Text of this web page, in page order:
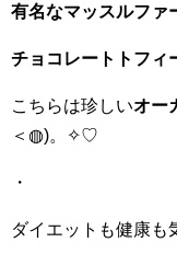
有名なマッスルファ
チョコレートトフィ
こちらは珍しいオー
＜◍)。✧♡
・
ダイエットも健康も